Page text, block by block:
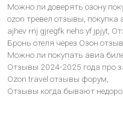
Можно ли доверять озону
ozon тревел отзывы, покупка
ajhev rnj gjregfk nehs yf jpjyt,
Бронь отеля через Озон
Можно ли покупать авиа
Отзывы 2024-2025 года про
Ozon travel отзывы форум,
Отзывы когда бывают